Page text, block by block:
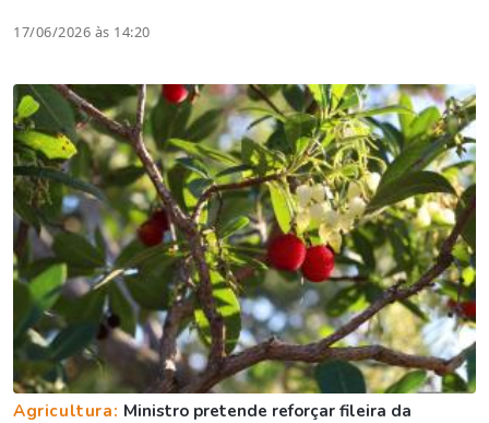
17/06/2026 às 14:20
Agricultura: Ministro pretende reforçar fileira da